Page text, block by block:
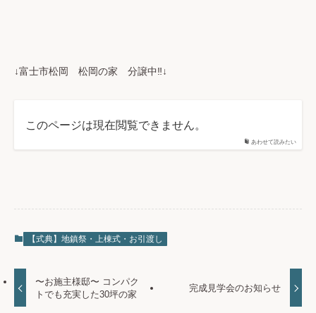
↓富士市松岡 松岡の家 分譲中‼↓
あわせて読みたい
このページは現在閲覧できません。
【式典】地鎮祭・上棟式・お引渡し
〜お施主様邸〜 コンパク
トでも充実した30坪の家
完成見学会のお知らせ